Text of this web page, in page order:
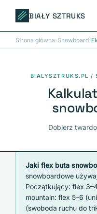
BIAŁY SZTRUKS
Strona główna›Snowboard›
BIALYSZTRUKS.PL /
Dobierz
Jaki flex buta
snowboardowe
Początkujący: flex
mountain: flex 5–6
(swoboda ruchu do